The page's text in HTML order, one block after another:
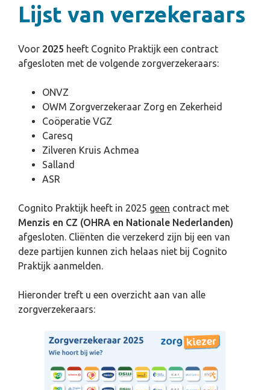
Lijst van verzekeraars
Voor 2025 heeft Cognito Praktijk een contract
afgesloten met de volgende zorgverzekeraars:
ONVZ
OWM Zorgverzekeraar Zorg en Zekerheid
Coöperatie VGZ
Caresq
Zilveren Kruis Achmea
Salland
ASR
Cognito Praktijk heeft in 2025 geen contract met
Menzis en CZ (OHRA en Nationale Nederlanden)
afgesloten. Cliënten die verzekerd zijn bij een van
deze partijen kunnen zich helaas niet bij Cognito
Praktijk aanmelden.
Hieronder treft u een overzicht aan van alle
zorgverzekeraars: